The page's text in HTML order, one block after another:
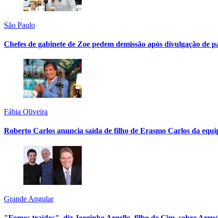
São Paulo
Chefes de gabinete de Zoe pedem demissão após divulgação de
Fábia Oliveira
Roberto Carlos anuncia saída de filho de Erasmo Carlos da
Grande Angular